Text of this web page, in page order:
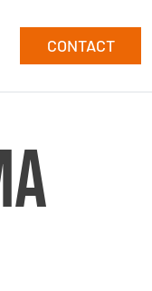
CONTACT